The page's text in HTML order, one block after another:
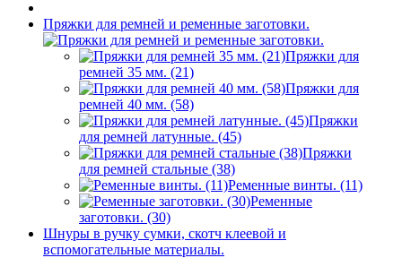
Пряжки для ремней и ременные заготовки.
Пряжки для
ремней 35 мм. (21)
Пряжки для
ремней 40 мм. (58)
Пряжки
для ремней латунные. (45)
Пряжки
для ремней стальные (38)
Ременные винты. (11)
Ременные
заготовки. (30)
Шнуры в ручку сумки, скотч клеевой и
вспомогательные материалы.